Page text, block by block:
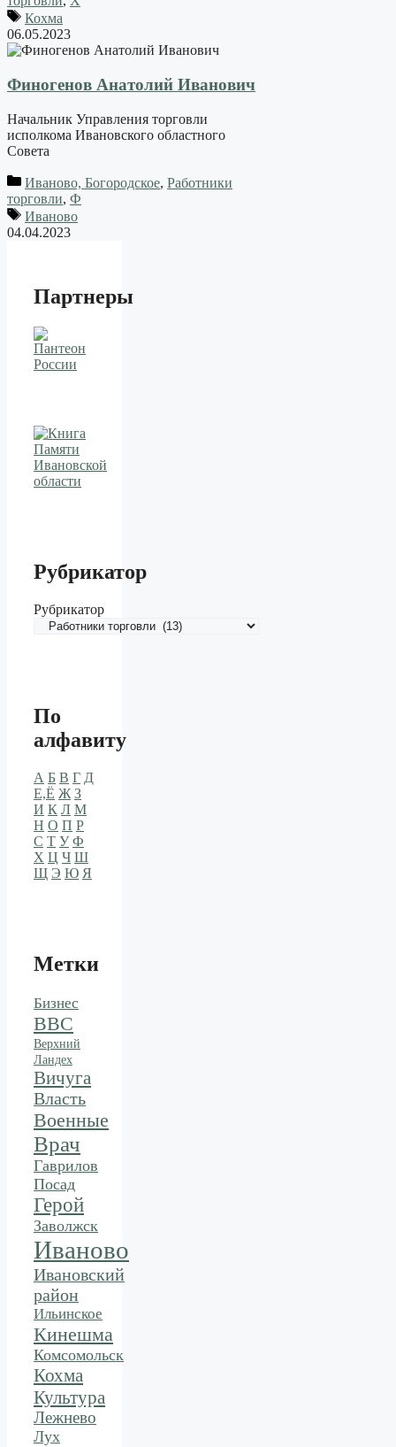
Кохма
06.05.2023
Финогенов Анатолий Иванович
Начальник Управления торговли
исполкома Ивановского областного
Совета
Иваново, Богородское, Работники
торговли, Ф
Иваново
04.04.2023
Партнеры
Рубрикатор
Рубрикатор
По
алфавиту
А Б В Г Д
Е,Ё Ж З
И К Л М
Н О П Р
С Т У Ф
Х Ц Ч Ш
Щ Э Ю Я
Метки
Бизнес
ВВС
Верхний
Ландех
Вичуга
Власть
Военные
Врач
Гаврилов
Посад
Герой
Заволжск
Иваново
Ивановский
район
Ильинское
Кинешма
Комсомольск
Кохма
Культура
Лежнево
Лух